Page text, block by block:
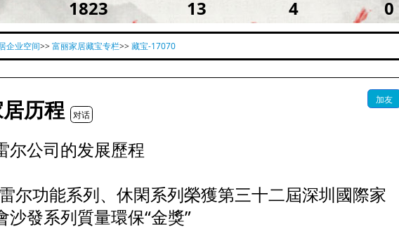
1823 13 4 0
企业空间>>富丽家居藏宝专栏>>藏宝-17070
居历程 对话
加友
尔公司的发展歷程
尔功能系列、休閑系列榮獲第三十二屆深圳國際家
沙發系列質量環保“金獎”